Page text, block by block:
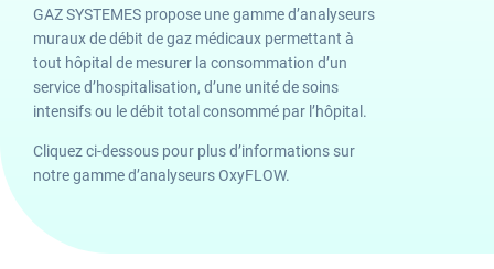
GAZ SYSTEMES propose une gamme d’analyseurs
muraux de débit de gaz médicaux permettant à
tout hôpital de mesurer la consommation d’un
service d’hospitalisation, d’une unité de soins
intensifs ou le débit total consommé par l’hôpital.
Cliquez ci-dessous pour plus d’informations sur
notre gamme d’analyseurs OxyFLOW.